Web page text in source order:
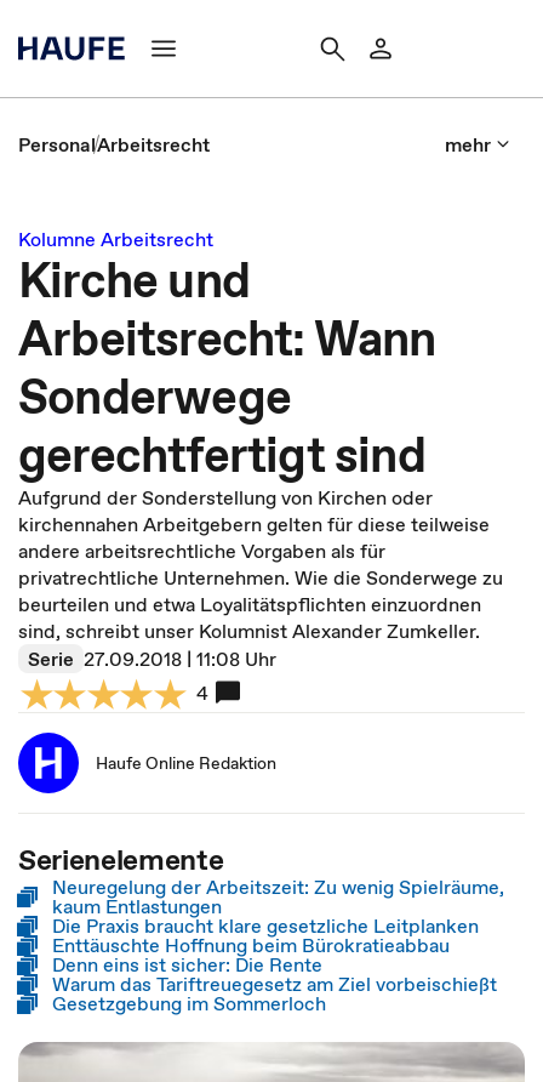
PersonalArbeitsrecht mehr
Kolumne Arbeitsrecht
Kirche und
Arbeitsrecht: Wann
Sonderwege
gerechtfertigt sind
Aufgrund der Sonderstellung von Kirchen oder
kirchennahen Arbeitgebern gelten für diese teilweise
andere arbeitsrechtliche Vorgaben als für
privatrechtliche Unternehmen. Wie die Sonderwege zu
beurteilen und etwa Loyalitätspflichten einzuordnen
sind, schreibt unser Kolumnist Alexander Zumkeller.
Serie 27.09.2018 | 11:08 Uhr
4
Haufe Online Redaktion
Serienelemente
Neuregelung der Arbeitszeit: Zu wenig Spielräume,
kaum Entlastungen
Die Praxis braucht klare gesetzliche Leitplanken
Enttäuschte Hoffnung beim Bürokratieabbau
Denn eins ist sicher: Die Rente
Warum das Tariftreuegesetz am Ziel vorbeischießt
Gesetzgebung im Sommerloch